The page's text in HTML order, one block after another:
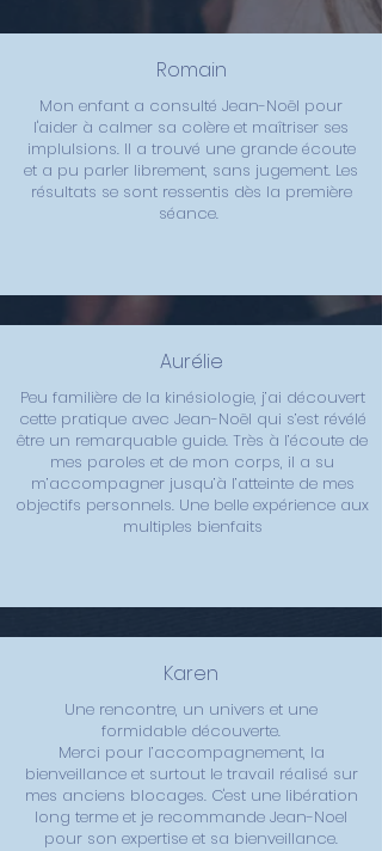
Romain
Mon enfant a consulté Jean-Noël pour
l'aider à calmer sa colère et maîtriser ses
implulsions. Il a trouvé une grande écoute
et a pu parler librement, sans jugement. Les
résultats se sont ressentis dès la première
séance.
Aurélie
Peu familière de la kinésiologie, j’ai découvert
cette pratique avec Jean-Noël qui s’est révélé
être un remarquable guide. Très à l’écoute de
mes paroles et de mon corps, il a su
m’accompagner jusqu’à l’atteinte de mes
objectifs personnels. Une belle expérience aux
multiples bienfaits
Karen
Une rencontre, un univers et une
formidable découverte.
Merci pour l’accompagnement, la
bienveillance et surtout le travail réalisé sur
mes anciens blocages. C'est une libération
long terme et je recommande Jean-Noel
pour son expertise et sa bienveillance.